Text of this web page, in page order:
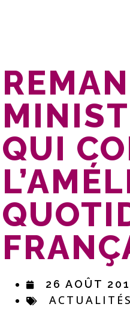
QUI
26 AOÛT
ACTUALITÉS